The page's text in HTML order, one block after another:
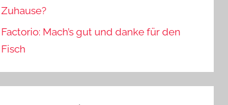
Zuhause?
Factorio: Mach’s gut und danke für den
Fisch